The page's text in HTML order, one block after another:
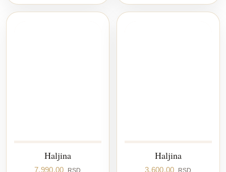
Haljina
7,990.00 RSD
Haljina
3,600.00 RSD